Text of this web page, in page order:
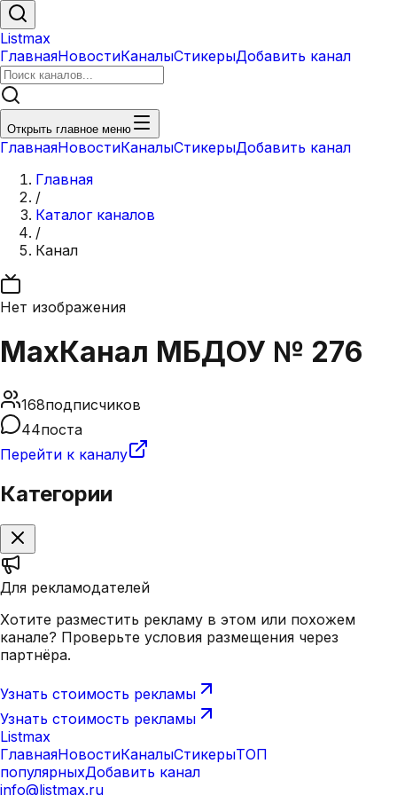
Listmax
ГлавнаяНовостиКаналыСтикерыДобавить канал
Открыть главное меню
ГлавнаяНовостиКаналыСтикерыДобавить канал
Главная
/
Каталог каналов
/
Канал
Нет изображения
MaxКанал МБДОУ № 276
168подписчиков
44поста
Перейти к каналу
Категории
Для рекламодателей
Хотите разместить рекламу в этом или похожем
канале? Проверьте условия размещения через
партнёра.
Узнать стоимость рекламы
Узнать стоимость рекламы
Listmax
ГлавнаяНовостиКаналыСтикерыТОП
популярныхДобавить канал
info@listmax.ru